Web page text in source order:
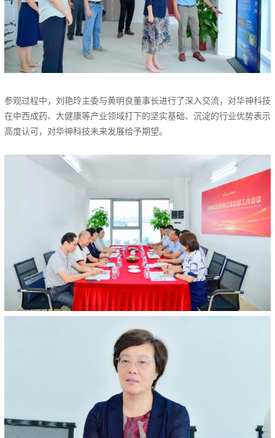
参观过程中，刘艳玲主委与黄明良董事长进行了深入交流，对华神科技
在中西成药、大健康等产业领域打下的坚实基础、沉淀的行业优势表示
高度认可，对华神科技未来发展给予期望。